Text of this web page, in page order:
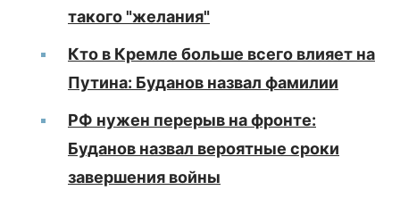
такого "желания"
Кто в Кремле больше всего влияет на
Путина: Буданов назвал фамилии
РФ нужен перерыв на фронте:
Буданов назвал вероятные сроки
завершения войны